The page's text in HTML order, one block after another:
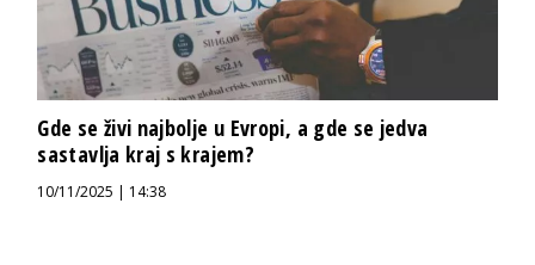
Gde se živi najbolje u Evropi, a gde se jedva
sastavlja kraj s krajem?
10/11/2025 | 14:38